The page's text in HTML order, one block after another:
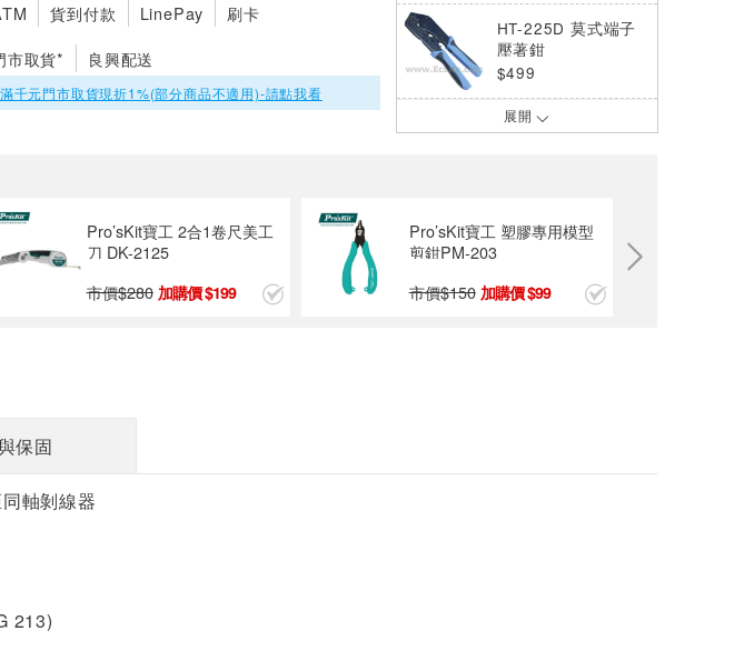
貨到付款 LinePay 刷卡
市取貨* 良興配送
千元門市取貨現折1%(部分商品不適用)-請點我看
HT-225D 莫式端子
壓著鉗
$499
Octopus尚卓 512.0
鉗 10-20 AWG 51
1.412
$225
展開
Pro’sKit寶工 2合1卷尺美工
刀 DK-2125
市價$280 199
Pro’sKit寶工 塑膠專用模型
剪鉗PM-203
市價$150 99
保固
軸剝線器
213)